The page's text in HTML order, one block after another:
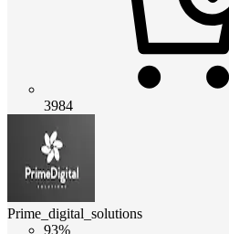
3984
Prime_digital_solutions
93%